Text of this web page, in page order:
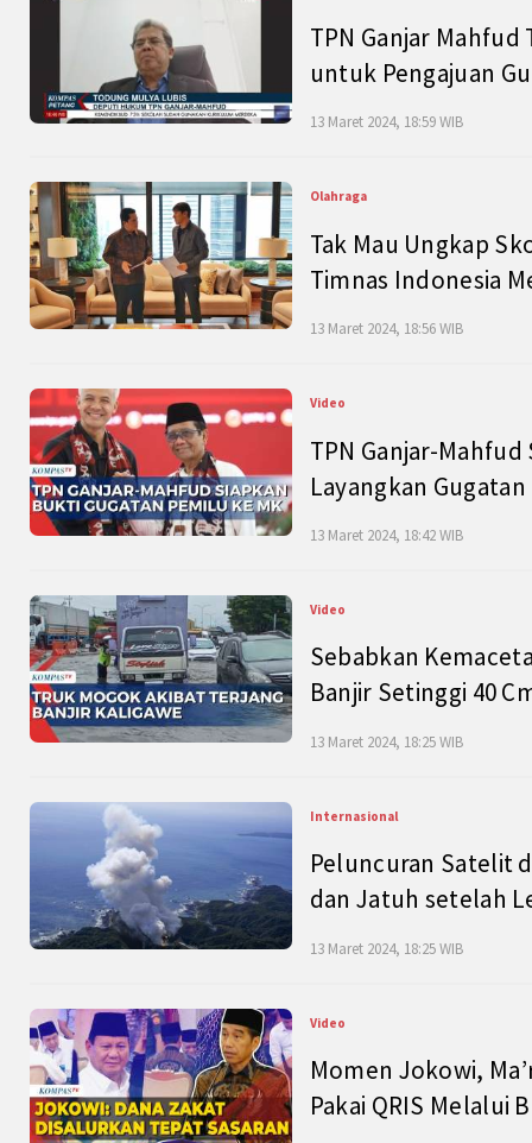
TPN Ganjar
untuk Pengajuan
13 Maret 2024, 18:59 WIB
Olahraga
Tak Mau Ungkap
Timnas Indonesia
13 Maret 2024, 18:56 WIB
Video
TPN Ganjar-
Layangkan
13 Maret 2024, 18:42 WIB
Video
Sebabkan
Banjir Setinggi 40
13 Maret 2024, 18:25 WIB
Internasional
Peluncuran Satelit
dan Jatuh setelah
13 Maret 2024, 18:25 WIB
Video
Momen Jokowi,
Pakai QRIS Melalui